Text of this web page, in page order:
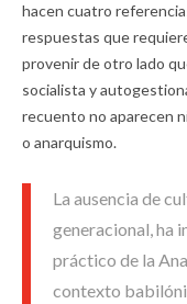
hacen cuatro
respuestas que
provenir de otro lado
socialista y
recuento no aparecen
o anarquismo.
La ausencia de
generacional, ha
práctico de la
contexto